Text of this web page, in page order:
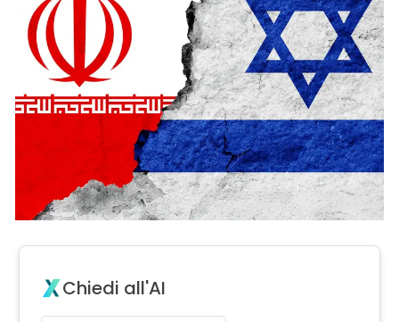
Chiedi all'AI